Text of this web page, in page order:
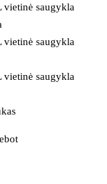
vietinė saugykla
vietinė saugykla
vietinė saugykla